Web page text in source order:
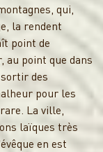
qui,
la rendent
point de
au point que dans
des
pour les
La ville,
laïques très
en est